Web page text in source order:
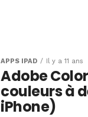
APPS IPAD Il y a 11 ans
Adobe
couleurs à
iPhone)